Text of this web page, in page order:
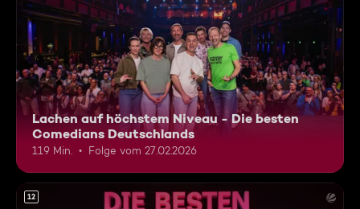
Lachen auf höchstem Niveau - Die besten
Comedians Deutschlands
119 Min. Folge vom 27.02.2026
12